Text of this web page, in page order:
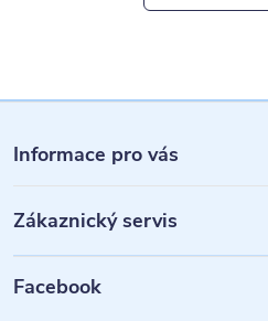
á
p
a
Informace pro vás
Zákaznický servis
Facebook